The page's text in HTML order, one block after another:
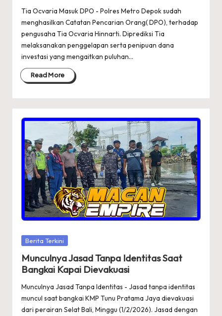
Tia Ocvaria Masuk DPO - Polres Metro Depok sudah
menghasilkan Catatan Pencarian Orang( DPO), terhadap
pengusaha Tia Ocvaria Hinnarti. Diprediksi Tia
melaksanakan penggelapan serta penipuan dana
investasi yang mengaitkan puluhan…
Read More
Posted
Berita Terkini
Munculnya Jasad Tanpa Identitas Saat
Bangkai Kapai Dievakuasi
Munculnya Jasad Tanpa Identitas - Jasad tanpa identitas
muncul saat bangkai KMP Tunu Pratama Jaya dievakuasi
dari perairan Selat Bali, Minggu (1/2/2026). Jasad dengan